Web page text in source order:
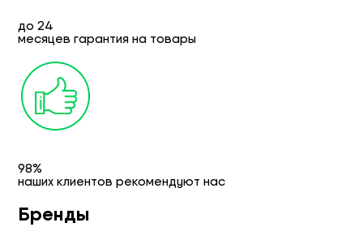
до 24
месяцев гарантия на товары
98%
наших клиентов рекомендуют нас
Бренды